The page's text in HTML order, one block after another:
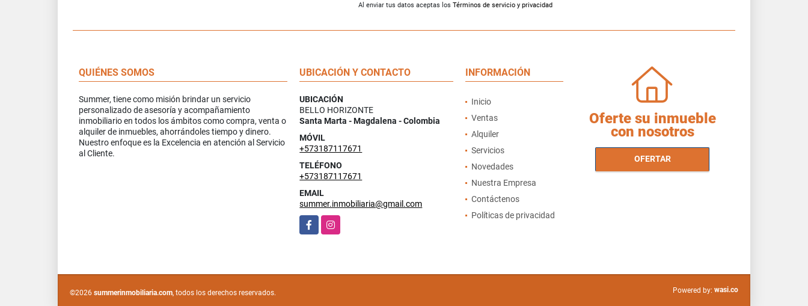
Al enviar tus datos aceptas losTérminos de servicio y privacidad
QUIÉNES SOMOS
Summer, tiene como misión brindar un servicio
personalizado de asesoría y acompañamiento
inmobiliario en todos los ámbitos como compra, venta o
alquiler de inmuebles, ahorrándoles tiempo y dinero.
Nuestro enfoque es la Excelencia en atención al Servicio
al Cliente.
UBICACIÓN Y CONTACTO
UBICACIÓN
BELLO HORIZONTE
Santa Marta - Magdalena - Colombia
MÓVIL
+573187117671
TELÉFONO
+573187117671
EMAIL
summer.inmobiliaria@gmail.com
FacebookInstagram
INFORMACIÓN
Inicio
Ventas
Alquiler
Servicios
Novedades
Nuestra Empresa
Contáctenos
Políticas de privacidad
Oferte su inmueble
con nosotros
OFERTAR
©2026 summerinmobiliaria.com, todos los derechos reservados. Powered by: wasi.co